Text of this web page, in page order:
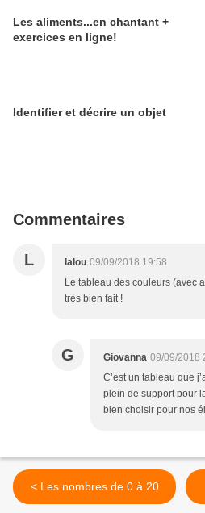
Les aliments...en chantant +
exercices en ligne!
Identifier et décrire un objet
Commentaires
L lalou 09/09/2018 19:58
Le tableau des couleurs (avec
très bien fait !
G Giovanna 09/09/2018
C’est un tableau que
plein de support pour
bien choisir pour nos
< Les nombres de 0 à 20